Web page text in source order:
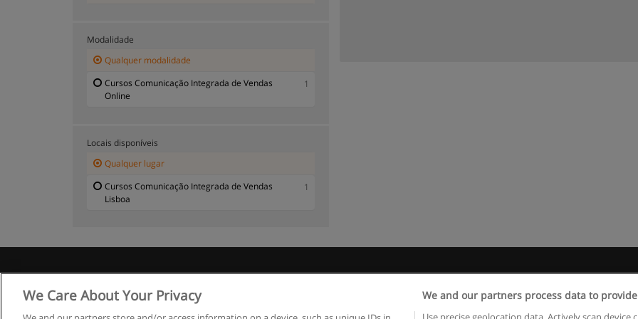
Modalidade
Qualquer modalidade
Cursos Comunicação Integrada de Vendas
Online
1
Locais disponíveis
Qualquer lugar
Cursos Comunicação Integrada de Vendas
Lisboa
1
Copyright © Educaedu Business S.L. - CIF : B-95610580: - www.educaedu.com.pt
We Care About Your Privacy We and our partners process data to